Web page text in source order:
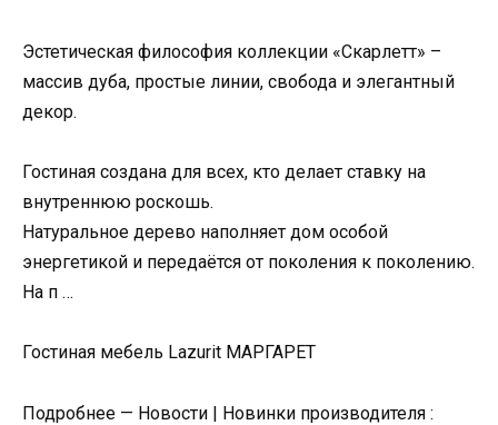
Эстетическая философия коллекции «Скарлетт» –
массив дуба, простые линии, свобода и элегантный
декор.
Гостиная создана для всех, кто делает ставку на
внутреннюю роскошь.
Натуральное дерево наполняет дом особой
энергетикой и передаётся от поколения к поколению.
На п …
Гостиная мебель Lazurit МАРГАРЕТ
Подробнее — Новости | Новинки производителя :